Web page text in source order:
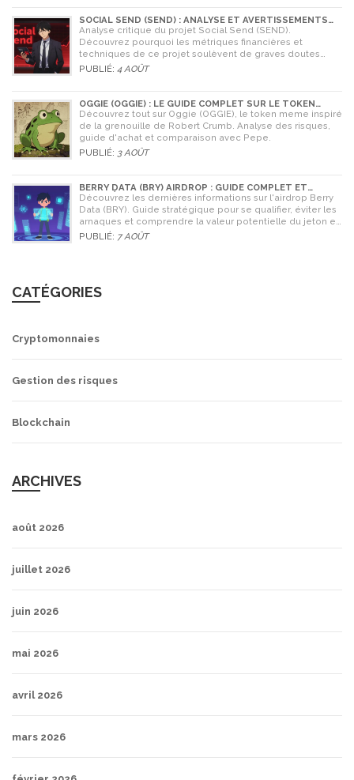
SOCIAL SEND (SEND) : ANALYSE ET AVERTISSEMENTS
CRITIQUES POUR 2026
Analyse critique du projet Social Send (SEND).
Découvrez pourquoi les métriques financières et
techniques de ce projet soulèvent de graves doutes
quant à sa légitimité en 2026.
PUBLIÉ: 4 AOÛT
OGGIE (OGGIE) : LE GUIDE COMPLET SUR LE TOKEN
MEME DE LA GRENOUILLE
Découvrez tout sur Oggie (OGGIE), le token meme inspiré
de la grenouille de Robert Crumb. Analyse des risques,
guide d'achat et comparaison avec Pepe.
PUBLIÉ: 3 AOÛT
BERRY DATA (BRY) AIRDROP : GUIDE COMPLET ET
STRATÉGIES POUR NE RIEN RATER
Découvrez les dernières informations sur l'airdrop Berry
Data (BRY). Guide stratégique pour se qualifier, éviter les
arnaques et comprendre la valeur potentielle du jeton en
2026.
PUBLIÉ: 7 AOÛT
CATÉGORIES
Cryptomonnaies
Gestion des risques
Blockchain
ARCHIVES
août 2026
juillet 2026
juin 2026
mai 2026
avril 2026
mars 2026